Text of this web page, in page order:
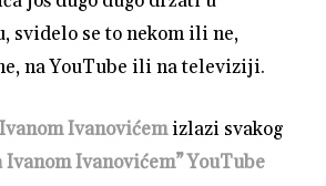
svidelo se to nekom ili ne,
na YouTube ili na televiziji.
Ivanovićemizlazi svakog
Ivanom Ivanovićem” YouTube